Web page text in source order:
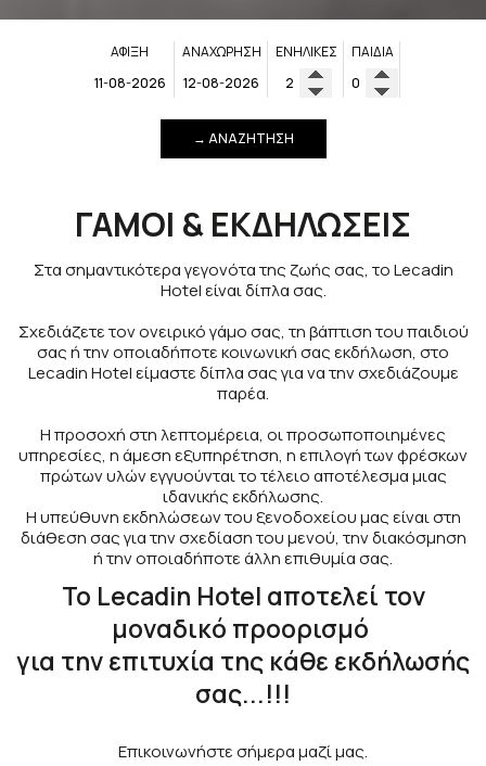
ΆΦΙΞΗ ΑΝΑΧΏΡΗΣΗ ΕΝΉΛΙΚΕΣ ΠΑΙΔΙΆ
→ ΑΝΑΖΉΤΗΣΗ
ΓΆΜΟΙ & ΕΚΔΗΛΏΣΕΙΣ
Στα σημαντικότερα γεγονότα της ζωής σας, το Lecadin
Hotel είναι δίπλα σας.
Σχεδιάζετε τον ονειρικό γάμο σας, τη βάπτιση του παιδιού
σας ή την οποιαδήποτε κοινωνική σας εκδήλωση, στο
Lecadin Hotel είμαστε δίπλα σας για να την σχεδιάζουμε
παρέα.
Η προσοχή στη λεπτομέρεια, οι προσωποποιημένες
υπηρεσίες, η άμεση εξυπηρέτηση, η επιλογή των φρέσκων
πρώτων υλών εγγυούνται το τέλειο αποτέλεσμα μιας
ιδανικής εκδήλωσης.
Η υπεύθυνη εκδηλώσεων του ξενοδοχείου μας είναι στη
διάθεση σας για την σχεδίαση του μενού, την διακόσμηση
ή την οποιαδήποτε άλλη επιθυμία σας.
Το Lecadin Hotel αποτελεί τον
μοναδικό προορισμό
για την επιτυχία της κάθε εκδήλωσής
σας...!!!
Επικοινωνήστε σήμερα μαζί μας.